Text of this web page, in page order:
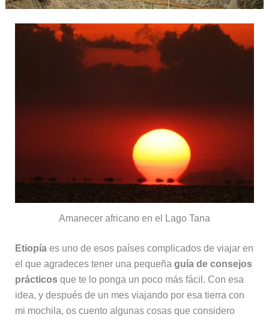
Amanecer africano en el Lago Tana
Etiopíaes uno de esos países complicados de viajar en
el que agradeces tener una pequeña guía de consejos
prácticosque te lo ponga un poco más fácil. Con esa
idea, y después de un mes viajando por esa tierra con
mi mochila, os cuento algunas cosas que considero